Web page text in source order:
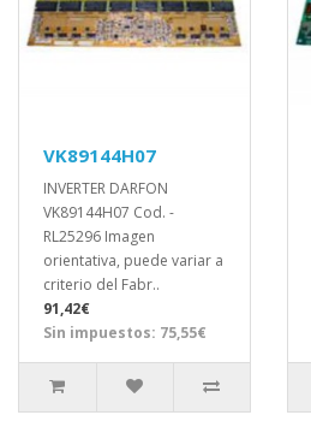
VK89144H07
INVERTER DARFON
VK89144H07 Cod. -
RL25296 Imagen
orientativa, puede variar a
criterio del Fabr..
91,42€
Sin impuestos: 75,55€